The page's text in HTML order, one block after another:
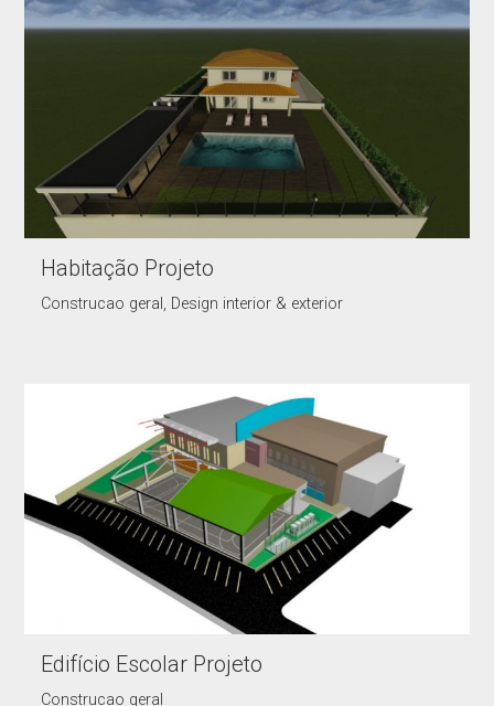
Habitação Projeto
Construcao geral, Design interior & exterior
Edifício Escolar Projeto
Construcao geral